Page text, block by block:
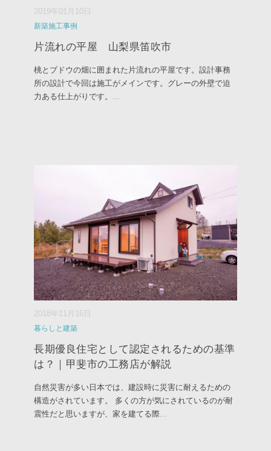
2019年01月10日
新築施工事例
片流れの平屋 山梨県笛吹市
桃とブドウの畑に囲まれた片流れの平屋です。設計事務
所の設計で今回は施工がメインです。グレーの外壁で迫
力ある仕上がりです。 ...
2018年11月16日
暮らしと建築
長期優良住宅として認定されるための基準
は？｜甲斐市の工務店が解説
自然災害が多い日本では、建設時に災害に耐えるための
構造がされています。 多くの方が気にされているのが耐
震性だと思いますが、家を建てる際...